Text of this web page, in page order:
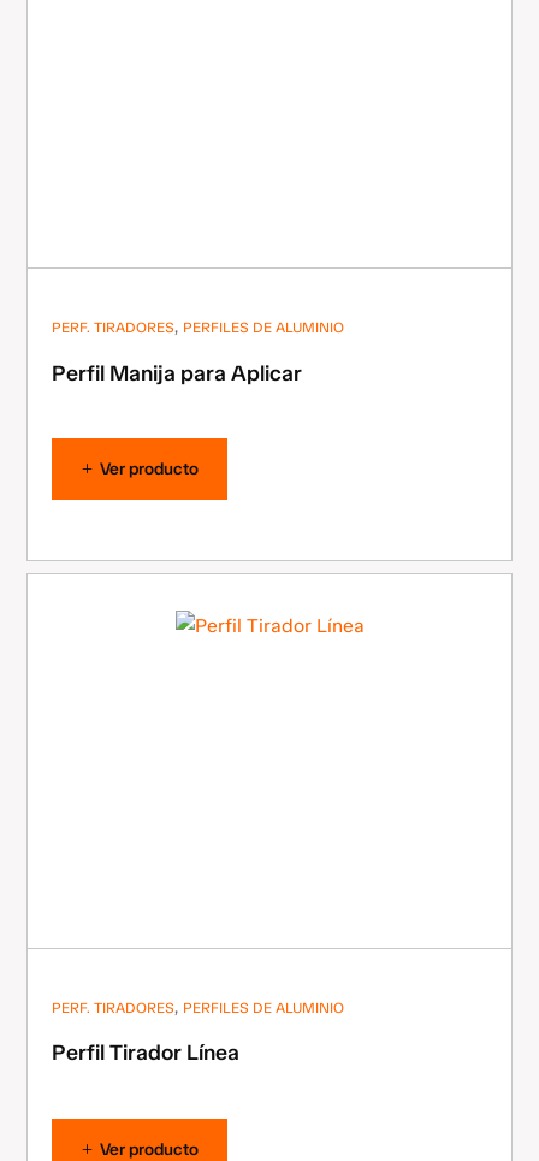
PERF. TIRADORES, PERFILES DE ALUMINIO
Perfil Manija para Aplicar
Ver producto
PERF. TIRADORES, PERFILES DE ALUMINIO
Perfil Tirador Línea
Ver producto